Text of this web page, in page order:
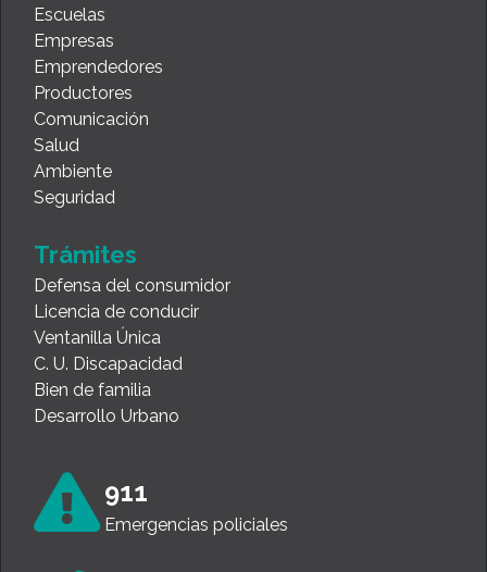
Escuelas
Empresas
Emprendedores
Productores
Comunicación
Salud
Ambiente
Seguridad
Trámites
Defensa del consumidor
Licencia de conducir
Ventanilla Única
C. U. Discapacidad
Bien de familia
Desarrollo Urbano
911
Emergencias policiales